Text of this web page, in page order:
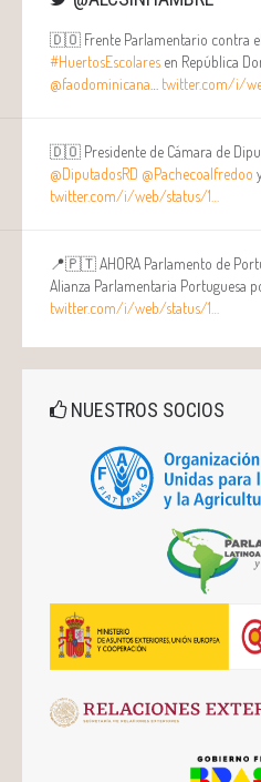
🇩🇴 Frente Parlamentario contra
#HuertosEscolares en República
@faodominicana
twitter.com/i/
🇩🇴 Presidente de Cámara de
@DiputadosRD @Pachecoalfredoo
twitter.com/i/web/status/1…
📍🇵🇹 AHORA Parlamento de
Alianza Parlamentaria Portuguesa
twitter.com/i/web/status/1…
NUESTROS SOCIOS